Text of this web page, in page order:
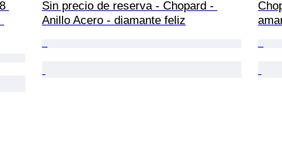
Sin precio de reserva - Chopard -
Anillo Acero - diamante feliz